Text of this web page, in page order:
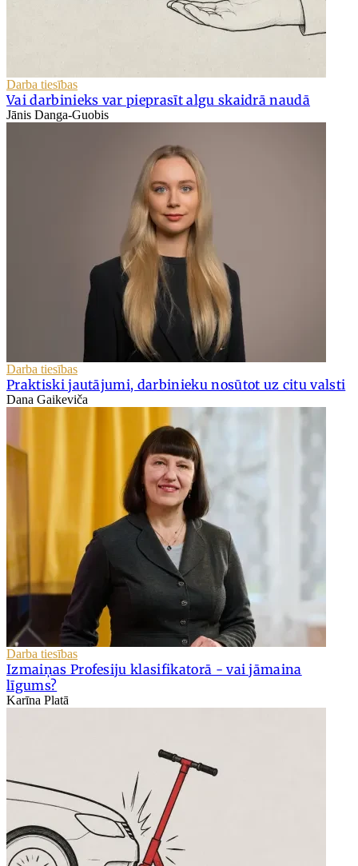
Darba tiesības
Vai darbinieks var pieprasīt algu skaidrā naudā
Jānis Danga-Guobis
Darba tiesības
Praktiski jautājumi, darbinieku nosūtot uz citu valsti
Dana Gaikeviča
Darba tiesības
Izmaiņas Profesiju klasifikatorā - vai jāmaina
līgums?
Karīna Platā